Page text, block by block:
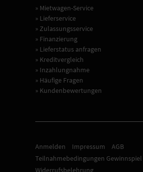
» Mietwagen-Service
» Lieferservice
» Zulassungsservice
» Finanzierung
» Lieferstatus anfragen
» Kreditvergleich
» Inzahlungnahme
» Häufige Fragen
» Kundenbewertungen
Anmelden Impressum
AGB
Teilnahmebedingungen Gewinnspiel
Widerrufsbelehrung